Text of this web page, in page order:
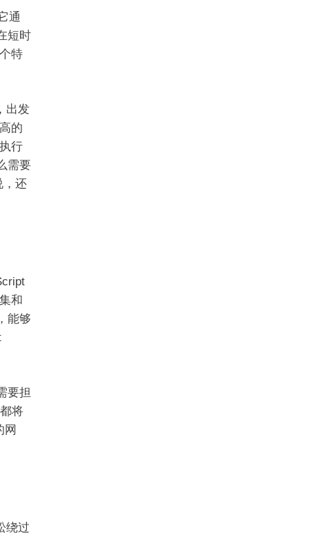
通
短时
特
出发
的
行
需要
，还
和
能够
要担
将
网
绕过